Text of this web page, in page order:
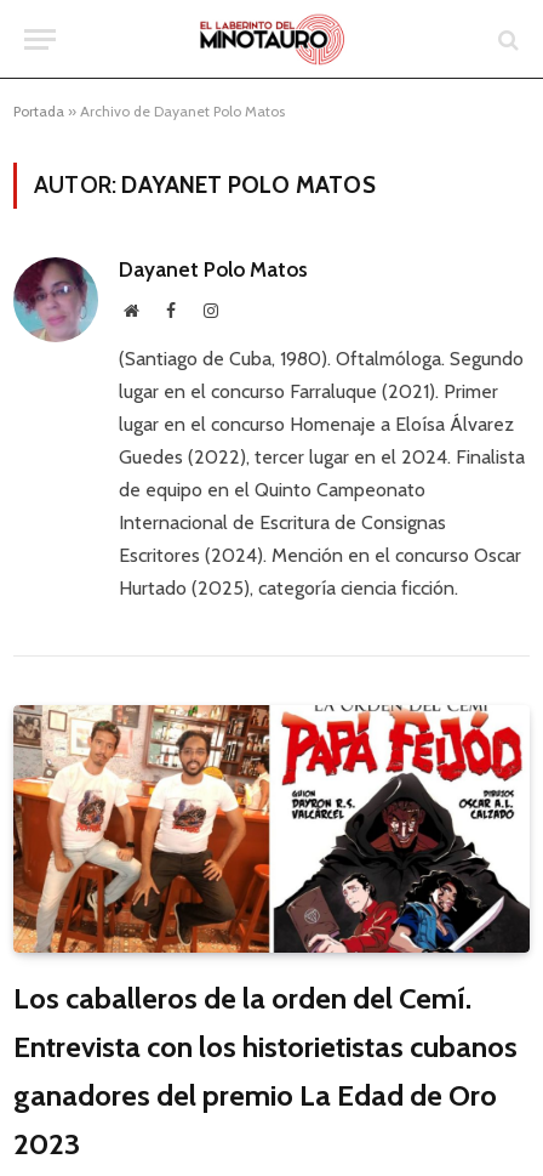
Portada » Archivo de Dayanet Polo Matos
AUTOR: DAYANET POLO MATOS
Dayanet Polo Matos
WebsiteFacebookInstagram
(Santiago de Cuba, 1980). Oftalmóloga. Segundo
lugar en el concurso Farraluque (2021). Primer
lugar en el concurso Homenaje a Eloísa Álvarez
Guedes (2022), tercer lugar en el 2024. Finalista
de equipo en el Quinto Campeonato
Internacional de Escritura de Consignas
Escritores (2024). Mención en el concurso Oscar
Hurtado (2025), categoría ciencia ficción.
Los caballeros de la orden del Cemí.
Entrevista con los historietistas cubanos
ganadores del premio La Edad de Oro
2023